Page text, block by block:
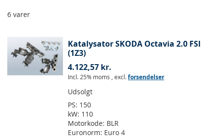
6 varer
Katalysator SKODA Octavia 2.0 FSI
(1Z3)
4.122,57 kr.
Incl. 25% moms , excl.forsendelser
Udsolgt
PS: 150
kW: 110
Motorkode: BLR
Euronorm: Euro 4